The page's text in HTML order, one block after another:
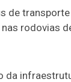
de
rodovias
da